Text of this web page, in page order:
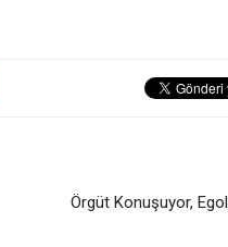
Örgüt Konuşuyor,